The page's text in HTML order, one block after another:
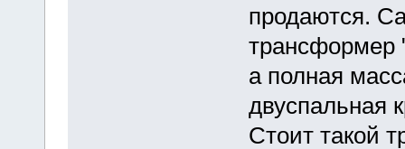
продаются.
трансформер
а полная
двуспальная
Стоит такой